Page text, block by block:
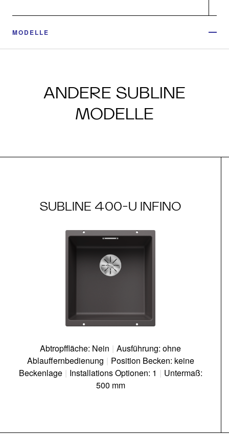
MODELLE
ANDERE SUBLINE
MODELLE
SUBLINE 400-U INFINO
Abtropffläche: Nein | Ausführung: ohne
Ablauffernbedienung | Position Becken: keine
Beckenlage | Installations Optionen: 1 | Untermaß:
500 mm